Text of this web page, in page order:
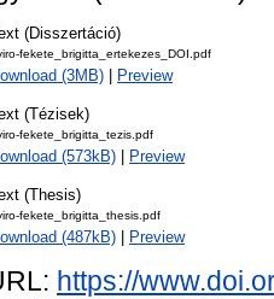
(Disszertáció)
fekete_brigitta_ertekezes_DOI.pdf
(3MB) Preview
(Tézisek)
fekete_brigitta_tezis.pdf
(573kB) Preview
(Thesis)
fekete_brigitta_thesis.pdf
(487kB) Preview
https://